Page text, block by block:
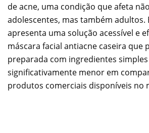
de acne, uma condição que afeta
adolescentes, mas também adultos.
apresenta uma solução acessível e
máscara facial antiacne caseira que
preparada com ingredientes
significativamente menor em
produtos comerciais disponíveis no